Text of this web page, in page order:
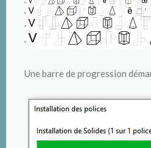
Une barre de progression